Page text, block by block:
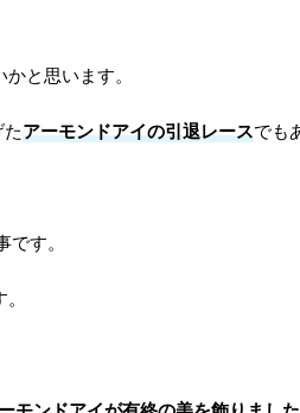
と思います。
アーモンドアイの引退レースでも
す。